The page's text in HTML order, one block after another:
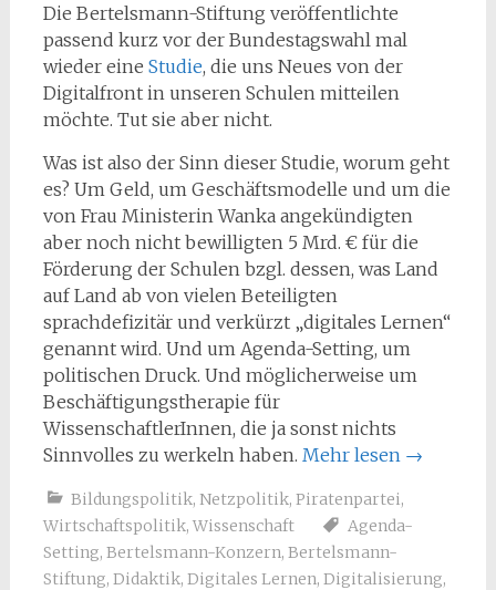
Die Bertelsmann-Stiftung veröffentlichte
passend kurz vor der Bundestagswahl mal
wieder eine Studie, die uns Neues von der
Digitalfront in unseren Schulen mitteilen
möchte. Tut sie aber nicht.
Was ist also der Sinn dieser Studie, worum geht
es? Um Geld, um Geschäftsmodelle und um die
von Frau Ministerin Wanka angekündigten
aber noch nicht bewilligten 5 Mrd. € für die
Förderung der Schulen bzgl. dessen, was Land
auf Land ab von vielen Beteiligten
sprachdefizitär und verkürzt „digitales Lernen“
genannt wird. Und um Agenda-Setting, um
politischen Druck. Und möglicherweise um
Beschäftigungstherapie für
WissenschaftlerInnen, die ja sonst nichts
Sinnvolles zu werkeln haben. Mehr lesen →
Bildungspolitik, Netzpolitik, Piratenpartei,
Wirtschaftspolitik, Wissenschaft
Agenda-
Setting, Bertelsmann-Konzern, Bertelsmann-
Stiftung, Didaktik, Digitales Lernen, Digitalisierung,